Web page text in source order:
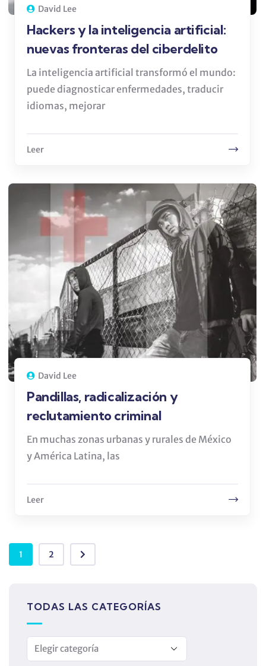
David Lee
Hackers y la inteligencia artificial:
nuevas fronteras del ciberdelito
La inteligencia artificial transformó el mundo:
puede diagnosticar enfermedades, traducir
idiomas, mejorar
Leer
David Lee
Pandillas, radicalización y
reclutamiento criminal
En muchas zonas urbanas y rurales de México
y América Latina, las
Leer
1 2
TODAS LAS CATEGORÍAS